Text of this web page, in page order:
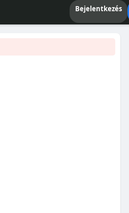
Bejelentkezés